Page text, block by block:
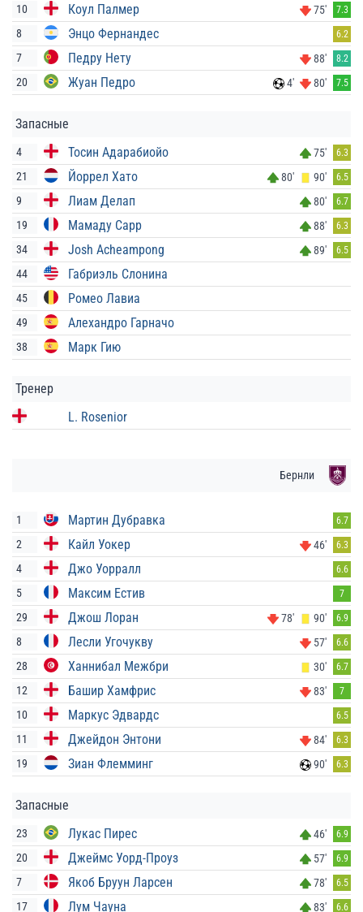
10 Коул Палмер 75' 7.3
8 Энцо Фернандес 6.2
7 Педру Нету 88' 8.2
20 Жуан Педро 4' 80' 7.5
Запасные
4 Тосин Адарабиойо 75' 6.3
21 Йоррел Хато 80' 90' 6.5
9 Лиам Делап 80' 6.7
19 Мамаду Сарр 88' 6.3
34 Josh Acheampong 89' 6.5
44 Габриэль Слонина
45 Ромео Лавиа
49 Алехандро Гарначо
38 Марк Гию
Тренер
L. Rosenior
Бернли
1 Мартин Дубравка 6.7
2 Кайл Уокер 46' 6.3
4 Джо Уорралл 6.6
5 Максим Естив 7
29 Джош Лоран 78' 90' 6.9
8 Лесли Угочукву 57' 6.6
28 Ханнибал Межбри 30' 6.7
12 Башир Хамфрис 83' 7
10 Маркус Эдвардс 6.5
11 Джейдон Энтони 84' 6.3
19 Зиан Флемминг 90' 6.3
Запасные
23 Лукас Пирес 46' 6.9
20 Джеймс Уорд-Проуз 57' 6.9
7 Якоб Бруун Ларсен 78' 6.5
17 Лум Чауна 83' 6.6